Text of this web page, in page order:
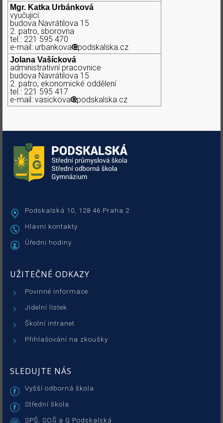
Mgr. Katka Urbánková
vyučujicí
budova Navrátilova 15
2. patro, sborovna
tel.: 221 595 470
e-mail: urbankova
podskalska.cz
Jolana Vašícková
administrativní pracovnice
budova Navrátilova 15
2. patro, ekonomické oddělení
tel.: 221 595 417
e-mail: vasickova
podskalska.cz
Podskalská 10, 128 46 Praha 2
Hlavní kontakty
Úřední hodiny
UŽITEČNÉ ODKAZY
Povinné informace
Jídelní lístek
Školní intranet
Přihlašování na zkoušky
SLEDUJTE NÁS
Vyšší odborná škola
Střední škola
SPŠ, SOŠ a G Podskalská